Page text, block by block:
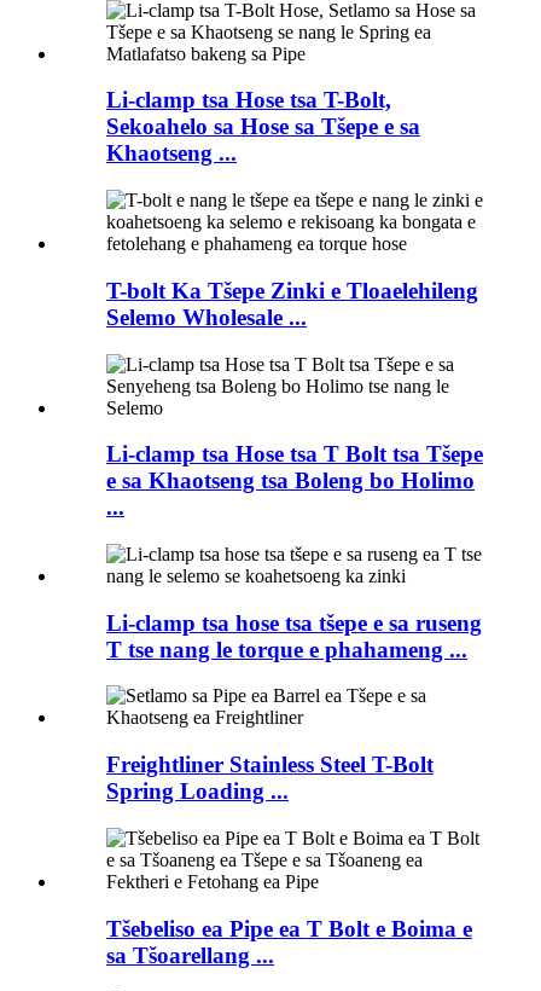
Li-clamp tsa Hose tsa T-Bolt,
Sekoahelo sa Hose sa Tšepe e sa
Khaotseng ...
T-bolt Ka Tšepe Zinki e Tloaelehileng
Selemo Wholesale ...
Li-clamp tsa Hose tsa T Bolt tsa Tšepe
e sa Khaotseng tsa Boleng bo Holimo
...
Li-clamp tsa hose tsa tšepe e sa ruseng
T tse nang le torque e phahameng ...
Freightliner Stainless Steel T-Bolt
Spring Loading ...
Tšebeliso ea Pipe ea T Bolt e Boima e
sa Tšoarellang ...